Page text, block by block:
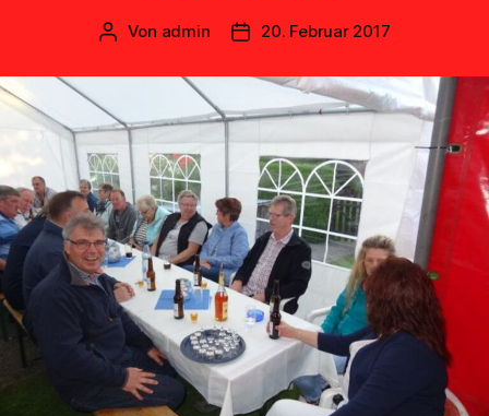
Beitragsautor
Von admin Veröffentlichungsdatum
20. Februar 2017